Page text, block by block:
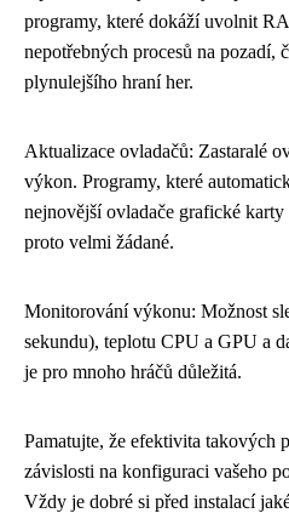
programy, které dokáží uvolnit
nepotřebných procesů na pozadí,
plynulejšího hraní her.
Aktualizace ovladačů: Zastaralé
výkon. Programy, které
nejnovější ovladače grafické
proto velmi žádané.
Monitorování výkonu: Možnost
sekundu), teplotu CPU a GPU a
je pro mnoho hráčů důležitá.
Pamatujte, že efektivita takových
závislosti na konfiguraci vašeho
Vždy je dobré si před instalací